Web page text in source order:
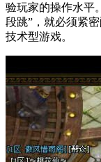
验玩家的操作水平
段跳”，就必须紧
技术型游戏。